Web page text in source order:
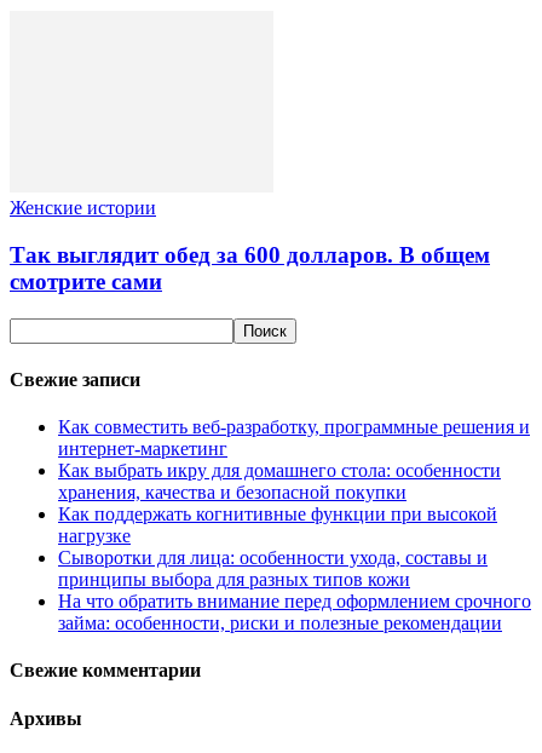
Женские истории
Так выглядит обед за 600 долларов. В общем
смотрите сами
Свежие записи
Как совместить веб-разработку, программные решения и
интернет-маркетинг
Как выбрать икру для домашнего стола: особенности
хранения, качества и безопасной покупки
Как поддержать когнитивные функции при высокой
нагрузке
Сыворотки для лица: особенности ухода, составы и
принципы выбора для разных типов кожи
На что обратить внимание перед оформлением срочного
займа: особенности, риски и полезные рекомендации
Свежие комментарии
Архивы